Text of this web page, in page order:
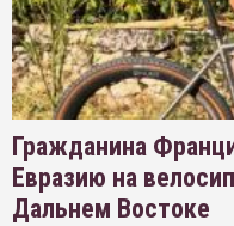
Гражданина
Евразию на
Дальнем Востоке